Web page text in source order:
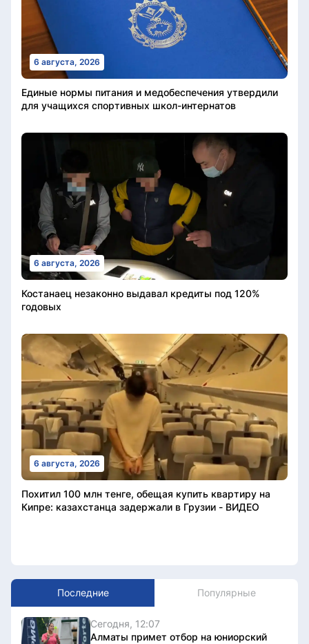
6 августа, 2026
Единые нормы питания и медобеспечения утвердили
для учащихся спортивных школ-интернатов
6 августа, 2026
Костанаец незаконно выдавал кредиты под 120%
годовых
6 августа, 2026
Похитил 100 млн тенге, обещая купить квартиру на
Кипре: казахстанца задержали в Грузии - ВИДЕО
Последние Популярные
Сегодня, 12:07
Алматы примет отбор на юниорский